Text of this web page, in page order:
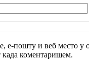
е-пошту и веб место у
када коментаришем.